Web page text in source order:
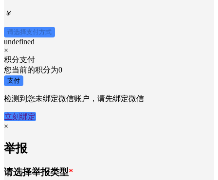
￥
请选择支付方式
undefined
×
积分支付
您当前的积分为0
支付
检测到您未绑定微信账户，请先绑定微信
立刻绑定
×
举报
请选择举报类型*